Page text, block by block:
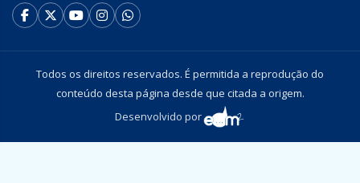
Todos os direitos reservados. É permitida a reprodução do
conteúdo desta página desde que citada a origem.
Desenvolvido por